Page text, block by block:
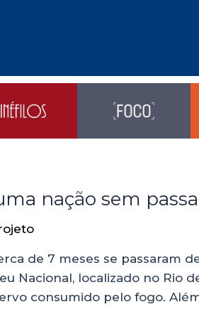
nação sem
de 7 meses se passaram
Nacional, localizado no Rio
consumido pelo fogo.